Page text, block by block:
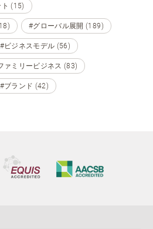
(15)
#グローバル展開 (189)
#ビジネスモデル (56)
ァミリービジネス (83)
#ブランド (42)